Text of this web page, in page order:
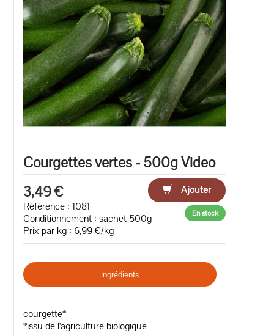
Courgettes vertes - 500g Video
3,49 €
Ajouter
Référence : 1081
Conditionnement : sachet 500g
Prix par kg : 6,99 €/kg
En stock
Ingrédients
courgette*
*issu de l'agriculture biologique